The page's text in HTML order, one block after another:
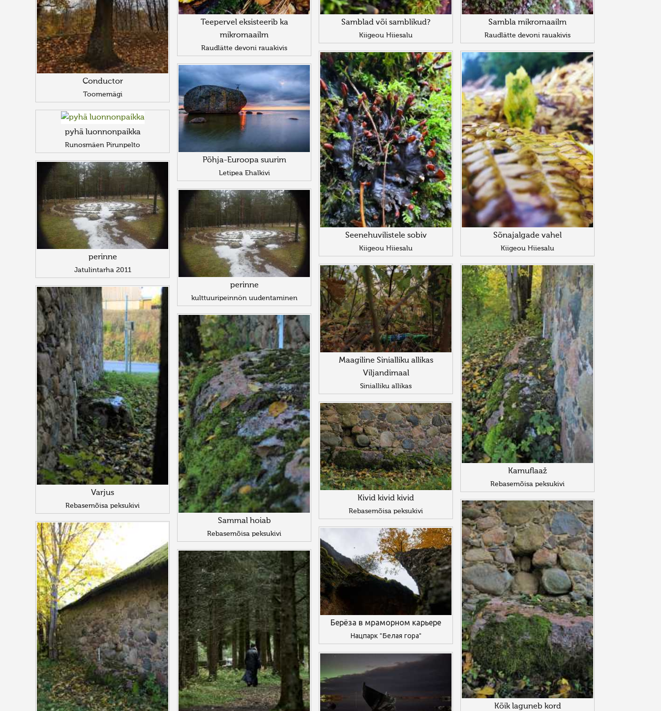
Conductor
Toomemägi
Teepervel eksisteerib ka
mikromaailm
Raudlätte devoni rauakivis
Samblad või samblikud?
Kiigeou Hiiesalu
Sambla mikromaailm
Raudlätte devoni rauakivis
Seenehuvilistele sobiv
Kiigeou Hiiesalu
Sõnajalgade vahel
Kiigeou Hiiesalu
Põhja-Euroopa suurim
Letipea Ehalkivi
pyhä luonnonpaikka
Runosmäen Pirunpelto
perinne
Jatulintarha 2011
perinne
kulttuuripeinnön uudentaminen
Maagiline Sinialliku allikas
Viljandimaal
Sinialliku allikas
Kamuflaaž
Rebasemõisa peksukivi
Varjus
Rebasemõisa peksukivi
Sammal hoiab
Rebasemõisa peksukivi
Kivid kivid kivid
Rebasemõisa peksukivi
Kõik laguneb kord
Берёза в мраморном карьере
Нацпарк "Белая гора"